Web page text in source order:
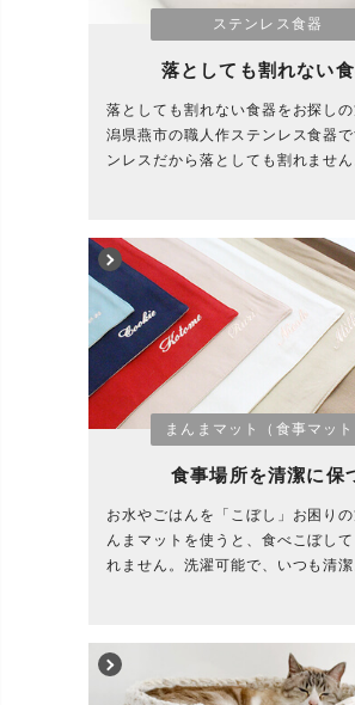
ステンレス食器
落としても割れない
落としても割れない食器をお探し
潟県燕市の職人作ステンレス食器
ンレスだから落としても割れません
まんまマット（食事マット
食事場所を清潔に保
お水やごはんを「こぼし」お困りの
んまマットを使うと、食べこぼし
れません。洗濯可能で、いつも清潔